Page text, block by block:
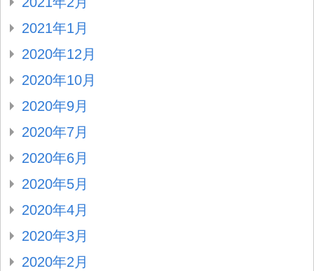
2021年1月
2020年12月
2020年10月
2020年9月
2020年7月
2020年6月
2020年5月
2020年4月
2020年3月
2020年2月